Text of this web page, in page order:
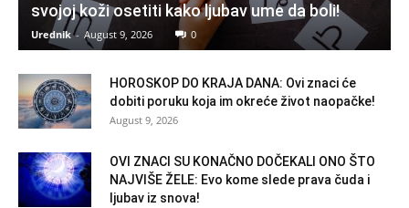
svojoj koži osetiti kako ljubav ume da boli!
Urednik - August 9, 2026 0
HOROSKOP DO KRAJA DANA: Ovi znaci će
dobiti poruku koja im okreće život naopačke!
August 9, 2026
OVI ZNACI SU KONAČNO DOČEKALI ONO ŠTO
NAJVIŠE ŽELE: Evo kome slede prava čuda i
ljubav iz snova!